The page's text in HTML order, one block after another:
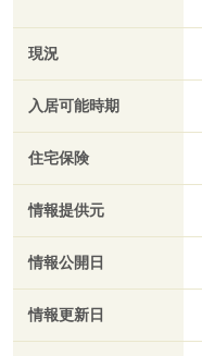
現況
入居可能時期
住宅保険
情報提供元
情報公開日
情報更新日